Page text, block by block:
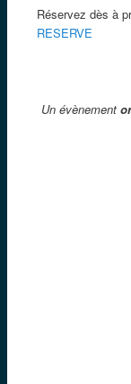
Réservez dès à
RESERVE
Un évènement